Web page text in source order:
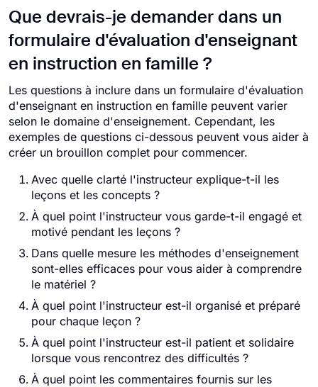
Que devrais-je demander dans un
formulaire d'évaluation d'enseignant
en instruction en famille ?
Les questions à inclure dans un formulaire d'évaluation
d'enseignant en instruction en famille peuvent varier
selon le domaine d'enseignement. Cependant, les
exemples de questions ci-dessous peuvent vous aider à
créer un brouillon complet pour commencer.
Avec quelle clarté l'instructeur explique-t-il les
leçons et les concepts ?
À quel point l'instructeur vous garde-t-il engagé et
motivé pendant les leçons ?
Dans quelle mesure les méthodes d'enseignement
sont-elles efficaces pour vous aider à comprendre
le matériel ?
À quel point l'instructeur est-il organisé et préparé
pour chaque leçon ?
À quel point l'instructeur est-il patient et solidaire
lorsque vous rencontrez des difficultés ?
À quel point les commentaires fournis sur les